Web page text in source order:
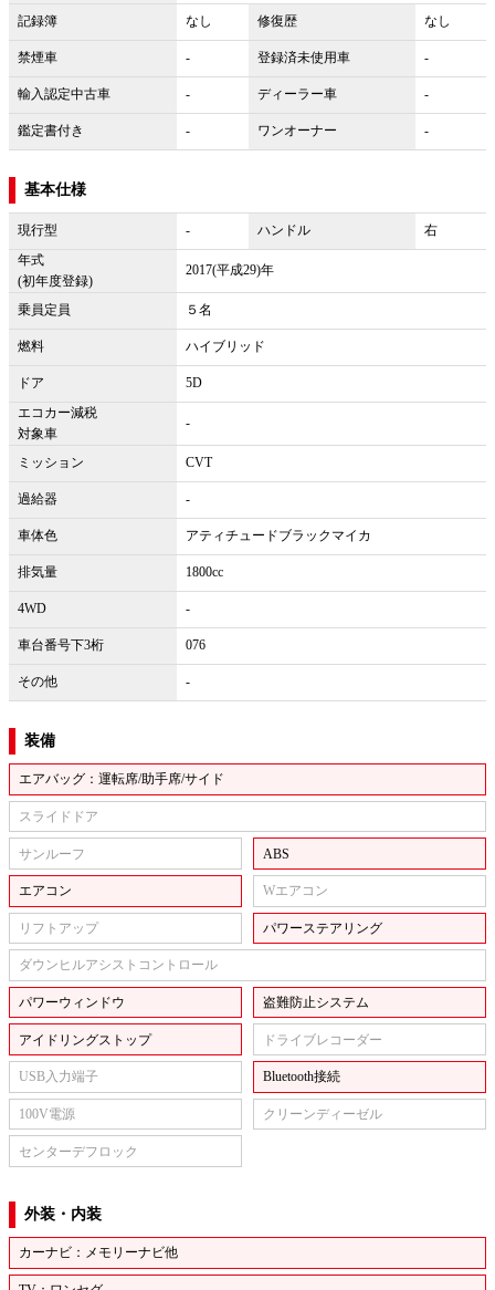
記録簿 なし 修復歴 なし
禁煙車 - 登録済未使用車 -
輸入認定中古車 - ディーラー車 -
鑑定書付き - ワンオーナー -
基本仕様
現行型 - ハンドル
右
年式
(初年度登録)
2017(平成29)年
乗員定員 ５名
燃料 ハイブリッド
ドア
5D
エコカー減税
対象車
-
ミッション CVT
過給器 -
車体色 アティチュードブラックマイカ
排気量 1800cc
4WD -
車台番号下3桁 076
その他 -
装備
エアバッグ：運転席/助手席/サイド
スライドドア
サンルーフ ABS
エアコン Wエアコン
リフトアップ パワーステアリング
ダウンヒルアシストコントロール
パワーウィンドウ 盗難防止システム
アイドリングストップ ドライブレコーダー
USB入力端子 Bluetooth接続
100V電源 クリーンディーゼル
センターデフロック
外装・内装
カーナビ：メモリーナビ他